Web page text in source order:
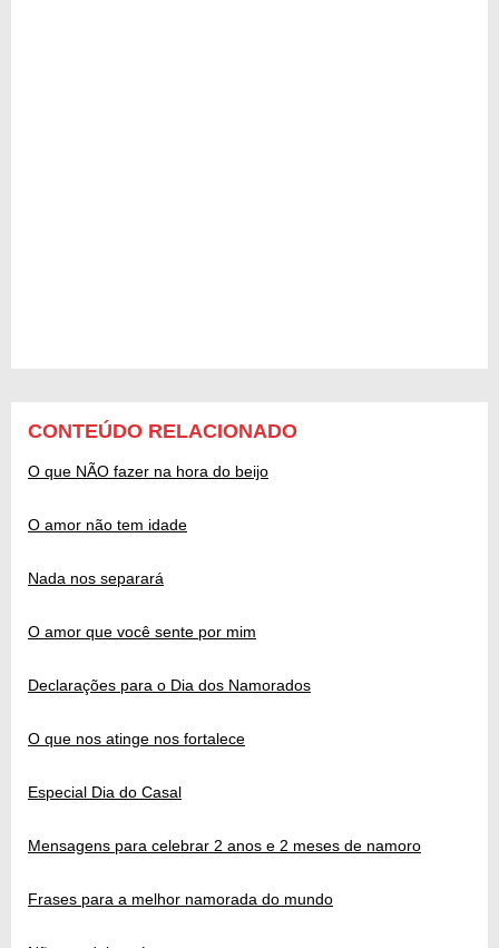
CONTEÚDO RELACIONADO
O que NÃO fazer na hora do beijo
O amor não tem idade
Nada nos separará
O amor que você sente por mim
Declarações para o Dia dos Namorados
O que nos atinge nos fortalece
Especial Dia do Casal
Mensagens para celebrar 2 anos e 2 meses de namoro
Frases para a melhor namorada do mundo